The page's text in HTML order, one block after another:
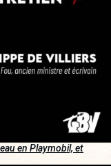
en Playmobil, et